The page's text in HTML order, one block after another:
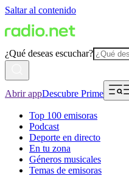
Saltar al contenido
¿Qué deseas escuchar?
Abrir appDescubre Prime
Top 100 emisoras
Podcast
Deporte en directo
En tu zona
Géneros musicales
Temas de emisoras